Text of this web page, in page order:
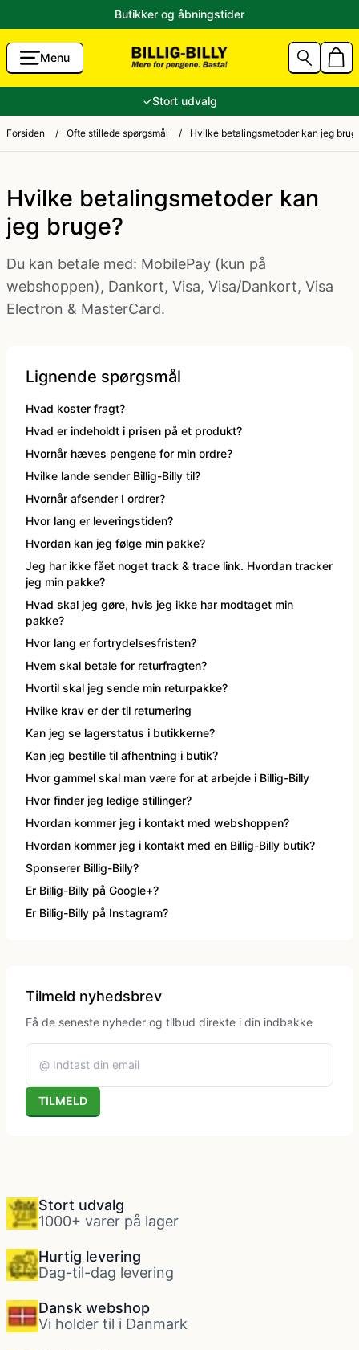
Butikker og åbningstider
Menu
✓Stort udvalg
Andre kostumer
Brandmand kostume
Cheerleader kostume
Dyrekostume
Farvede kontaktlinser
Gatsby tøj og Gangster kostume
Græsk gud kostume
Hatte og masker
Hawaii skjorte og kostumer
Hippie tøj
Klovne kostume
Kostume-tilbehør (andet)
Matros, kaptajn og pilot kostume
Paryk og skæg
Strømper og handsker
Sidste skoledag kostume
Halloween 2026 - Halloween kostume og pynt
Konfirmation
Nytår
Påske
Sommer
- billige LED lyskæder
Forsiden / Ofte stillede spørgsmål / Hvilke betalingsmetoder kan jeg
Hvilke betalingsmetoder kan
jeg bruge?
Du kan betale med: MobilePay (kun på
webshoppen), Dankort, Visa, Visa/Dankort, Visa
Electron & MasterCard.
Lignende spørgsmål
Hvad koster fragt?
Hvad er indeholdt i prisen på et produkt?
Hvornår hæves pengene for min ordre?
Hvilke lande sender Billig-Billy til?
Hvornår afsender I ordrer?
Hvor lang er leveringstiden?
Hvordan kan jeg følge min pakke?
Jeg har ikke fået noget track & trace link. Hvordan tracker
jeg min pakke?
Hvad skal jeg gøre, hvis jeg ikke har modtaget min
pakke?
Hvor lang er fortrydelsesfristen?
Hvem skal betale for returfragten?
Hvortil skal jeg sende min returpakke?
Hvilke krav er der til returnering
Kan jeg se lagerstatus i butikkerne?
Kan jeg bestille til afhentning i butik?
Hvor gammel skal man være for at arbejde i Billig-Billy
Hvor finder jeg ledige stillinger?
Hvordan kommer jeg i kontakt med webshoppen?
Hvordan kommer jeg i kontakt med en Billig-Billy butik?
Sponserer Billig-Billy?
Er Billig-Billy på Google+?
Er Billig-Billy på Instagram?
Tilmeld nyhedsbrev
Få de seneste nyheder og tilbud direkte i din indbakke
TILMELD
Stort udvalg
1000+ varer på lager
Hurtig levering
Dag-til-dag levering
Dansk webshop
Vi holder til i Danmark